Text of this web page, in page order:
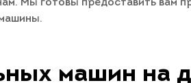
Мы готовы предоставить вам
машин на